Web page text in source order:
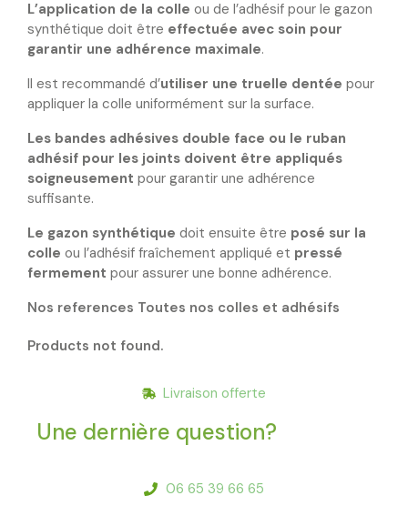
L’application de la colle ou de l’adhésif pour le gazon
synthétique doit être effectuée avec soin pour
garantir une adhérence maximale.
Il est recommandé d’utiliser une truelle dentée pour
appliquer la colle uniformément sur la surface.
Les bandes adhésives double face ou le ruban
adhésif pour les joints doivent être appliqués
soigneusement pour garantir une adhérence
suffisante.
Le gazon synthétique doit ensuite être posé sur la
colle ou l’adhésif fraîchement appliqué et pressé
fermement pour assurer une bonne adhérence.
Nos references Toutes nos colles et adhésifs
Products not found.
Livraison offerte
Une dernière question?
06 65 39 66 65